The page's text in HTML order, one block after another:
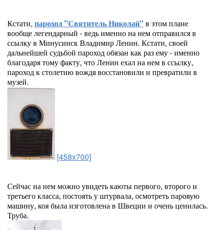
Кстати, пароход "Святитель Николай" в этом плане
вообще легендарный - ведь именно на нем отправился в
ссылку в Минусинск Владимир Ленин. Кстати, своей
дальнейшей судьбой пароход обязан как раз ему - именно
благодаря тому факту, что Ленин ехал на нем в ссылку,
пароход к столетию вождя восстановили и превратили в
музей.
[458x700]
Сейчас на нем можно увидеть каюты первого, второго и
третьего класса, постоять у штурвала, осмотреть паровую
машину, коя была изготовлена в Швеции и очень ценилась.
Труба.